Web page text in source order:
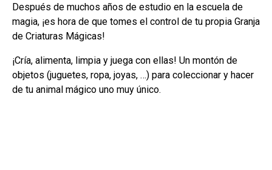
Después de muchos años de estudio en la escuela de
magia, ¡es hora de que tomes el control de tu propia Granja
de Criaturas Mágicas!
¡Cría, alimenta, limpia y juega con ellas! Un montón de
objetos (juguetes, ropa, joyas, …) para coleccionar y hacer
de tu animal mágico uno muy único.